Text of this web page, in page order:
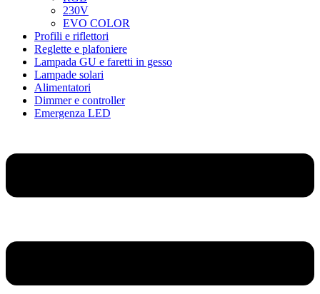
230V
EVO COLOR
Profili e riflettori
Reglette e plafoniere
Lampada GU e faretti in gesso
Lampade solari
Alimentatori
Dimmer e controller
Emergenza LED